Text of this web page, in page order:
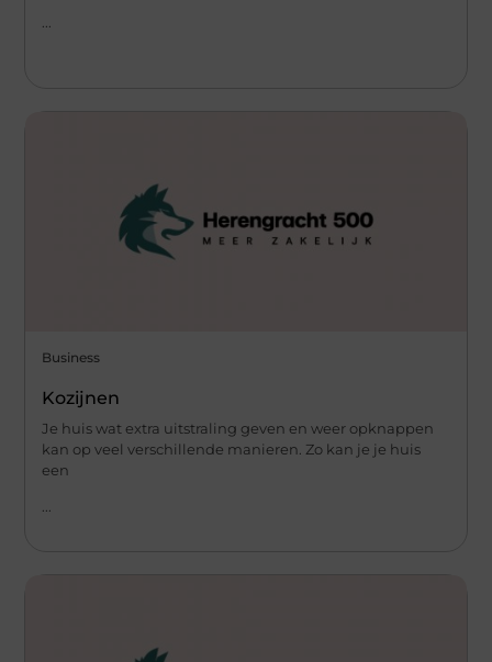
Business
Kozijnen
Je huis wat extra uitstraling geven en weer opknappen
kan op veel verschillende manieren. Zo kan je je huis
een
...